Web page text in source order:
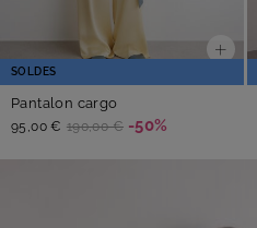
SOLDES
Pantalon cargo
95,00 € 190,00 € -50%